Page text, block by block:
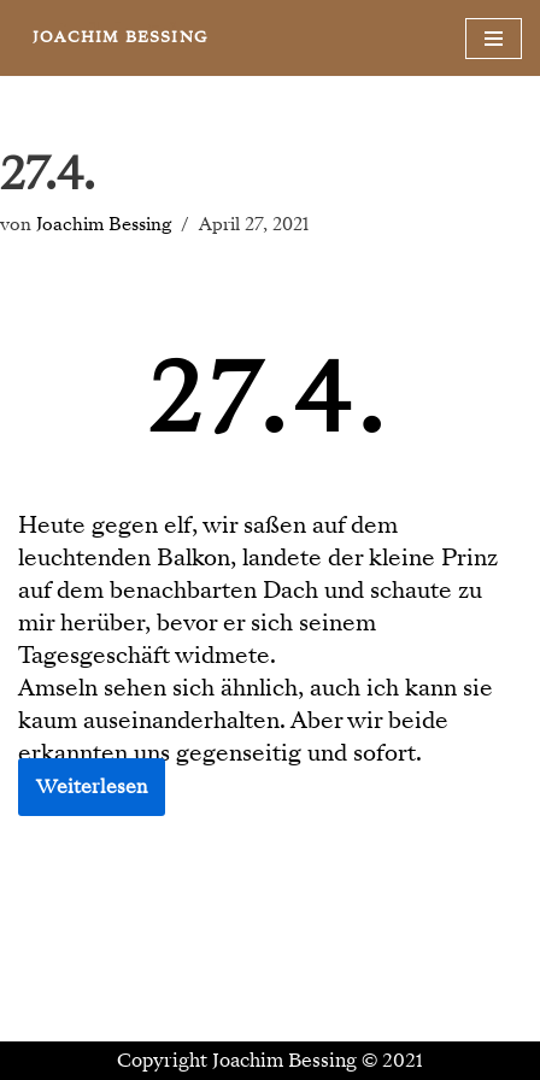
JOACHIM BESSING
27.4.
von Joachim Bessing April 27, 2021
27.4.
Heute gegen elf, wir saßen auf dem
leuchtenden Balkon, landete der kleine Prinz
auf dem benachbarten Dach und schaute zu
mir herüber, bevor er sich seinem
Tagesgeschäft widmete.
Amseln sehen sich ähnlich, auch ich kann sie
kaum auseinanderhalten. Aber wir beide
erkannten uns gegenseitig und sofort.
Weiterlesen
Copyright Joachim Bessing © 2021